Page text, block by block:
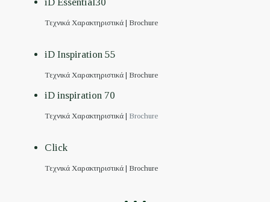
iD Essential30
Τεχνικά Χαρακτηριστικά | Brochure
iD Inspiration 55
Τεχνικά Χαρακτηριστικά | Brochure
iD inspiration 70
Τεχνικά Χαρακτηριστικά | Brochure
Click
Τεχνικά Χαρακτηριστικά | Brochure